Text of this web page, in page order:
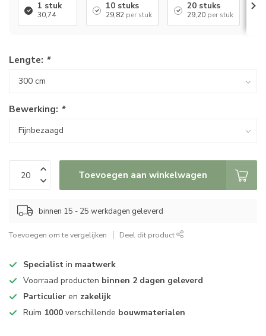
1 stuk
30,74
10 stuks
29,82 per stuk
20 stuks
29,20 per stuk
Lengte: *
Bewerking: *
Toevoegen aan winkelwagen
binnen 15 - 25 werkdagen geleverd
Toevoegen om te vergelijken Deel dit product
Specialist in maatwerk
Voorraad producten binnen 2 dagen geleverd
Particulier en zakelijk
Ruim 1000 verschillende bouwmaterialen